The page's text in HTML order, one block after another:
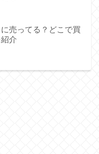
売ってる？どこで買
介